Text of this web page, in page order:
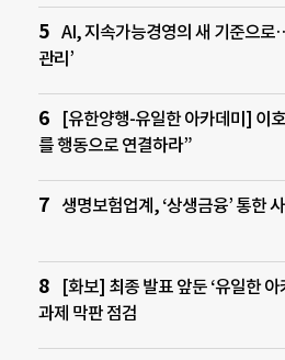
AI, 지속가능경영의 새 기준으로
관리’
[유한양행-유일한 아카데미] 이
를 행동으로 연결하라”
생명보험업계, ‘상생금융’ 통한
[화보] 최종 발표 앞둔 ‘유일한
과제 막판 점검